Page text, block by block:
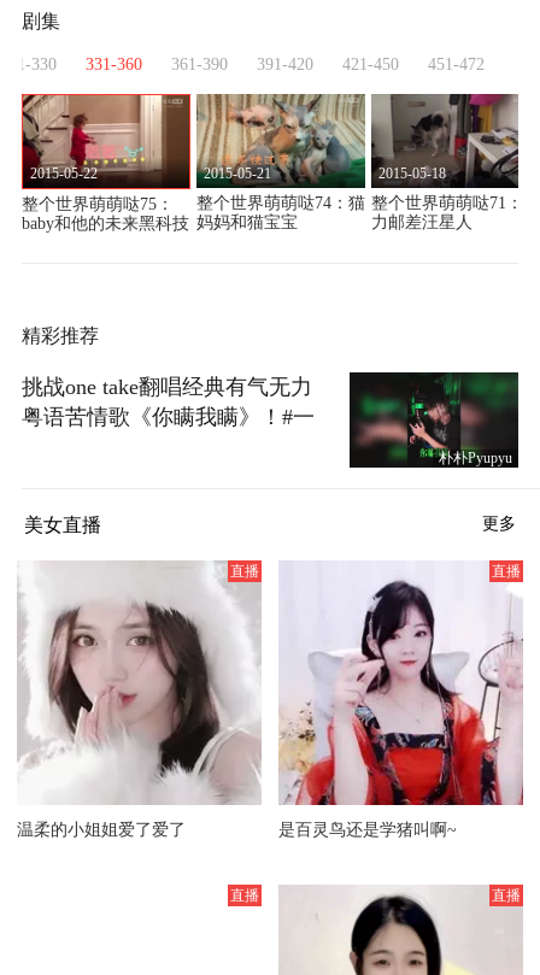
剧集
301-330 331-360 361-390 391-420 421-450 451-472
2015-05-22
整个世界萌萌哒75：
baby和他的未来黑科技
2015-05-21
整个世界萌萌哒74：猫
妈妈和猫宝宝
2015-05-18
整个世界萌萌哒71：暴
力邮差汪星人
精彩推荐
挑战one take翻唱经典有气无力
粤语苦情歌《你瞒我瞒》！#一
@阿畅酷酷的 @高速公鹿
朴朴Pyupyu
美女直播 更多
温柔的小姐姐爱了爱了 是百灵鸟还是学猪叫啊~